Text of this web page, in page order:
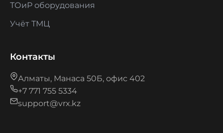
ТОиР оборудования
Учёт ТМЦ
Контакты
Алматы, Манаса 50Б, офис 402
+7 771 755 5334
support@vrx.kz